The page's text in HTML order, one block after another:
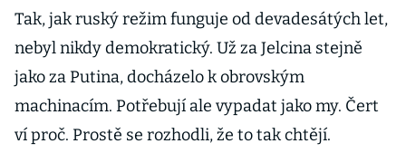
Tak, jak ruský režim funguje od devadesátých let,
nebyl nikdy demokratický. Už za Jelcina stejně
jako za Putina, docházelo k obrovským
machinacím. Potřebují ale vypadat jako my. Čert
ví proč. Prostě se rozhodli, že to tak chtějí.